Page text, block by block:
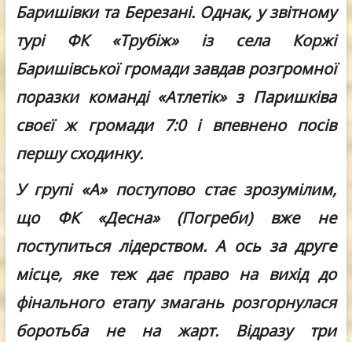
Баришівки та Березані. Однак, у звітному
турі ФК «Трубіж» із села Коржі
Баришівської громади завдав розгромної
поразки команді «Атлетік» з Паришківа
своєї ж громади 7:0 і впевнено посів
першу сходинку.
У групі «А» поступово стає зрозумілим,
що ФК «Десна» (Погреби) вже не
поступиться лідерством. А ось за друге
місце, яке теж дає право на вихід до
фінального етапу змагань розгорнулася
боротьба не на жарт. Відразу три